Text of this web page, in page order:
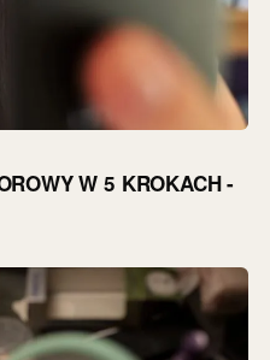
W 5 KROKACH -